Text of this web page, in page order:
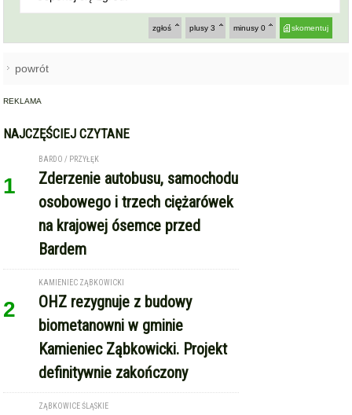
skomentuj
minusy 0
plusy 3
zgłoś
powrót
REKLAMA
NAJCZĘŚCIEJ CZYTANE
1
BARDO / PRZYŁĘK
Zderzenie autobusu, samochodu
osobowego i trzech ciężarówek
na krajowej ósemce przed
Bardem
2
KAMIENIEC ZĄBKOWICKI
OHZ rezygnuje z budowy
biometanowni w gminie
Kamieniec Ząbkowicki. Projekt
definitywnie zakończony
ZĄBKOWICE ŚLĄSKIE